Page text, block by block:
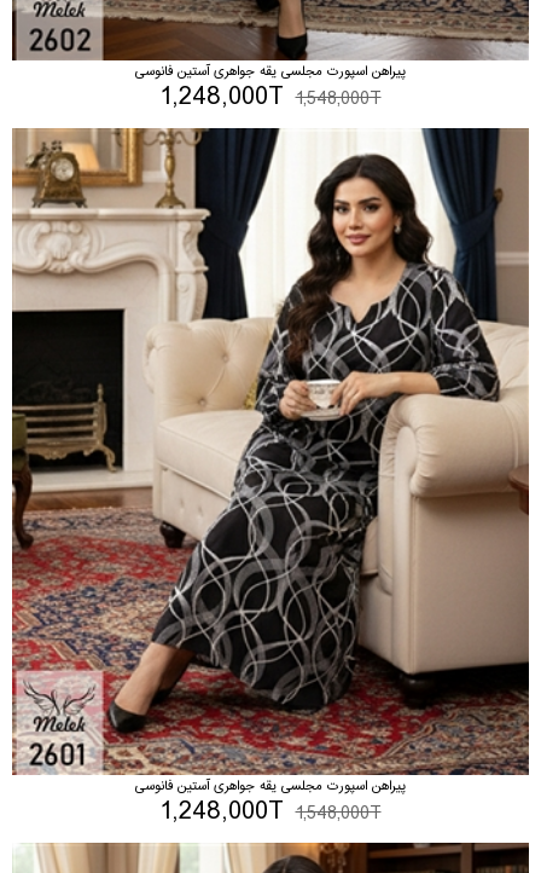
پیراهن اسپورت مجلسی یقه جواهری آستین فانوسی
1,548,000T
1,248,000T
پیراهن اسپورت مجلسی یقه جواهری آستین فانوسی
1,548,000T
1,248,000T